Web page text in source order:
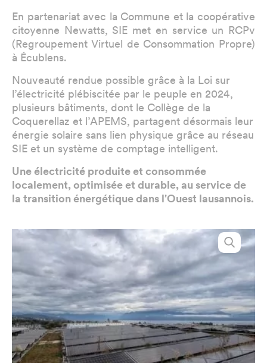
En partenariat avec la Commune et la coopérative
citoyenne Newatts, SIE met en service un RCPv
(Regroupement Virtuel de Consommation Propre)
à Écublens.
Nouveauté rendue possible grâce à la Loi sur
l’électricité plébiscitée par le peuple en 2024,
plusieurs bâtiments, dont le Collège de la
Coquerellaz et l’APEMS, partagent désormais leur
énergie solaire sans lien physique grâce au réseau
SIE et un système de comptage intelligent.
Une électricité produite et consommée
localement, optimisée et durable, au service de
la transition énergétique dans l'Ouest lausannois.